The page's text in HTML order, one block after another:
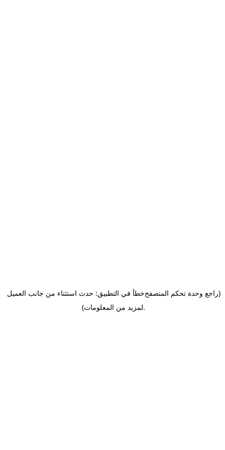
خطأ في التطبيق: حدث استثناء من جانب العميل(راجع وحدة تحكم المتصفح
لمزيد من المعلومات).